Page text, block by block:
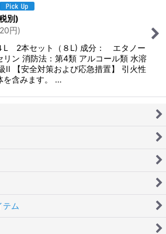
別)
円)
2本セット（８L) 成分： エタノー
リン 消防法：第4類 アルコール類 水溶
II 【安全対策および応急措置】 引火性
を含みます。 …
テム